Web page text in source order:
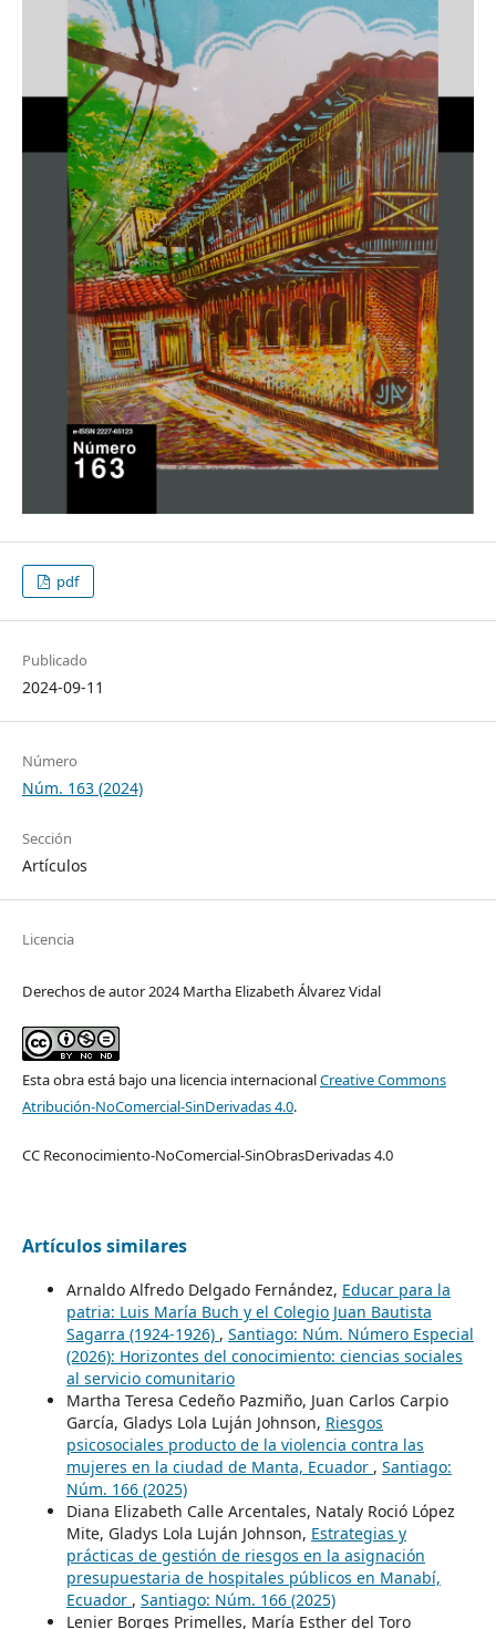
pdf
Publicado
2024-09-11
Número
Núm. 163 (2024)
Sección
Artículos
Licencia
Derechos de autor 2024 Martha Elizabeth Álvarez Vidal
Esta obra está bajo una licencia internacionalCreative Commons
Atribución-NoComercial-SinDerivadas 4.0.
CC Reconocimiento-NoComercial-SinObrasDerivadas 4.0
Artículos similares
Arnaldo Alfredo Delgado Fernández, Educar para la
patria: Luis María Buch y el Colegio Juan Bautista
Sagarra (1924-1926) , Santiago: Núm. Número Especial
(2026): Horizontes del conocimiento: ciencias sociales
al servicio comunitario
Martha Teresa Cedeño Pazmiño, Juan Carlos Carpio
García, Gladys Lola Luján Johnson, Riesgos
psicosociales producto de la violencia contra las
mujeres en la ciudad de Manta, Ecuador , Santiago:
Núm. 166 (2025)
Diana Elizabeth Calle Arcentales, Nataly Roció López
Mite, Gladys Lola Luján Johnson, Estrategias y
prácticas de gestión de riesgos en la asignación
presupuestaria de hospitales públicos en Manabí,
Ecuador , Santiago: Núm. 166 (2025)
Lenier Borges Primelles, María Esther del Toro